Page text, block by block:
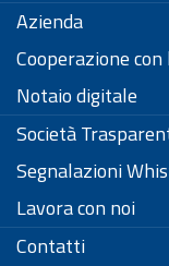
Azienda
Cooperazione con
Notaio digitale
Società
Segnalazioni
Lavora con noi
Contatti